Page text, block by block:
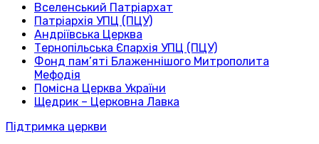
Вселенський Патріархат
Патріархія УПЦ (ПЦУ)
Андріївська Церква
Тернопільська Єпархія УПЦ (ПЦУ)
Фонд пам’яті Блаженнішого Митрополита
Мефодія
Помісна Церква України
Щедрик – Церковна Лавка
Підтримка церкви